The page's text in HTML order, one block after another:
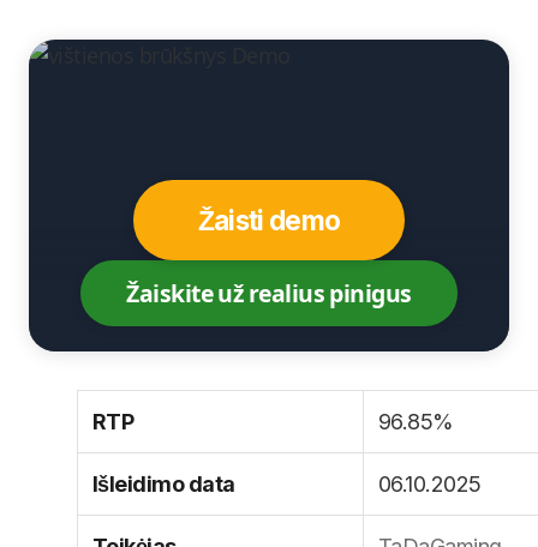
Žaisti demo
Žaiskite už realius pinigus
RTP 96.85%
Išleidimo data 06.10.2025